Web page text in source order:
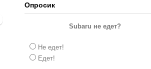
Опросик
Subaru не едет?
Не едет!
Едет!